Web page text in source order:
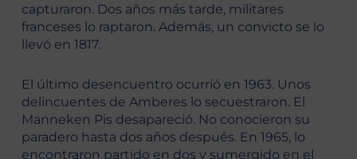
capturaron. Dos años más tarde, militares
franceses lo raptaron. Además, un convicto se lo
llevó en 1817.
El último desencuentro ocurrió en 1963. Unos
delincuentes de Amberes lo secuestraron. El
Manneken Pis desapareció. No conocieron su
paradero hasta dos años después. En 1965, lo
encontraron partido en dos y sumergido en el